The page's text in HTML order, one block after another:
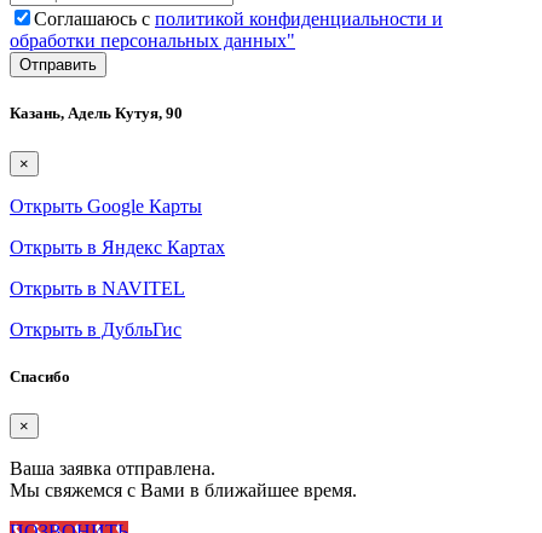
Соглашаюсь с политикой конфиденциальности и
обработки персональных данных"
Казань, Адель Кутуя, 90
×
Открыть Google Карты
Открыть в Яндекс Картах
Открыть в NAVITEL
Открыть в ДубльГис
Спасибо
×
Ваша заявка отправлена.
Мы свяжемся с Вами в ближайшее время.